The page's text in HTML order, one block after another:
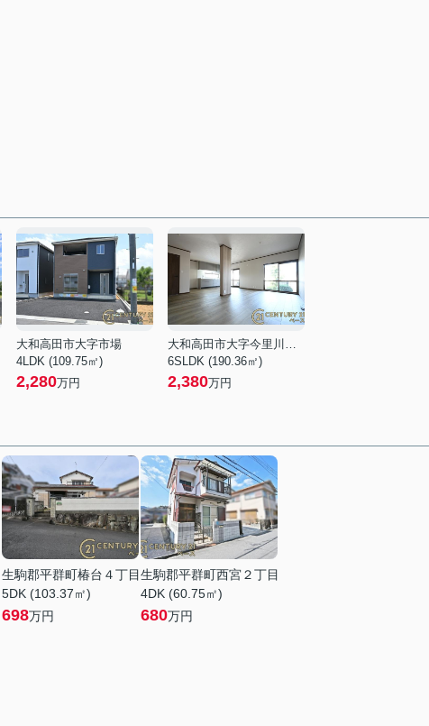
大和高田市大字市場
4LDK (109.75㎡)
2,280万円
大和高田市大字今里川合方
6SLDK (190.36㎡)
2,380万円
生駒郡平群町椿台４丁目
5DK (103.37㎡)
698万円
生駒郡平群町西宮２丁目
4DK (60.75㎡)
680万円